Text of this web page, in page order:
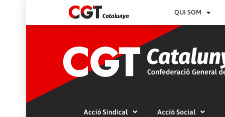
QUI SOM
Acció Sindical Acció Social